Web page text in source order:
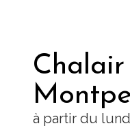
à partir du